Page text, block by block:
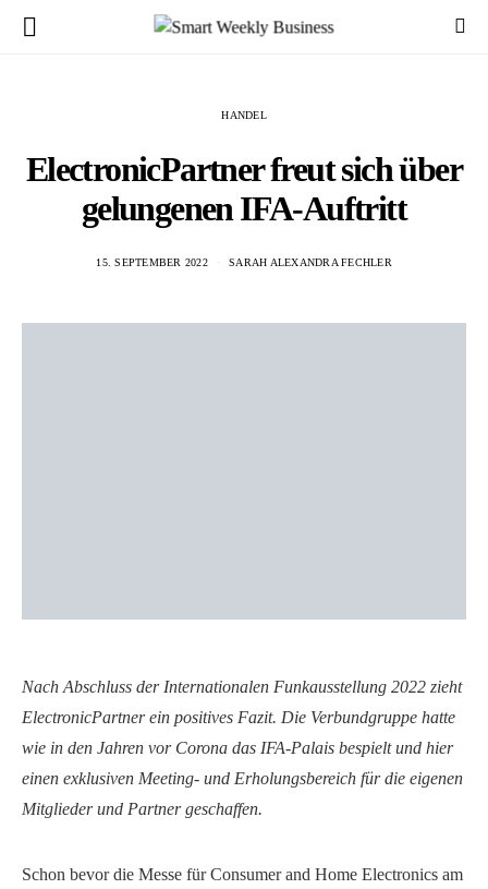
HANDEL
ElectronicPartner freut sich über
gelungenen IFA-Auftritt
15. SEPTEMBER 2022 SARAH ALEXANDRA FECHLER
Nach Abschluss der Internationalen Funkausstellung 2022 zieht
ElectronicPartner ein positives Fazit. Die Verbundgruppe hatte
wie in den Jahren vor Corona das IFA-Palais bespielt und hier
einen exklusiven Meeting- und Erholungsbereich für die eigenen
Mitglieder und Partner geschaffen.
Schon bevor die Messe für Consumer and Home Electronics am